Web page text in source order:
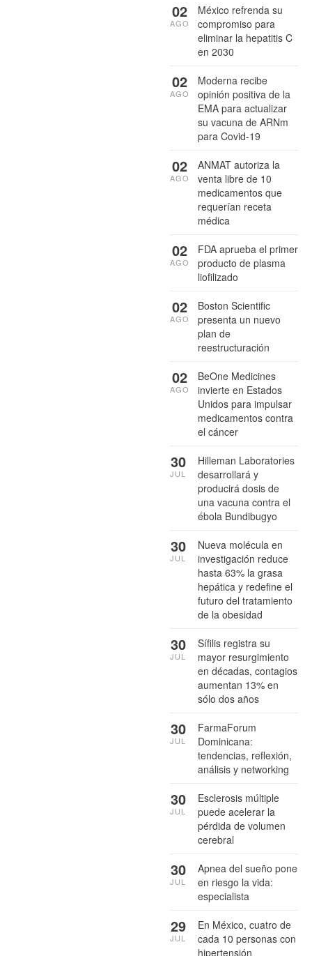
México refrenda su
compromiso para
eliminar la hepatitis C
en 2030
02
AGO
Moderna recibe
opinión positiva de la
EMA para actualizar
su vacuna de ARNm
para Covid-19
02
AGO
ANMAT autoriza la
venta libre de 10
medicamentos que
requerían receta
médica
02
AGO
FDA aprueba el primer
producto de plasma
liofilizado
02
AGO
Boston Scientific
presenta un nuevo
plan de
reestructuración
02
AGO
BeOne Medicines
invierte en Estados
Unidos para impulsar
medicamentos contra
el cáncer
02
AGO
Hilleman Laboratories
desarrollará y
producirá dosis de
una vacuna contra el
ébola Bundibugyo
30
JUL
Nueva molécula en
investigación reduce
hasta 63% la grasa
hepática y redefine el
futuro del tratamiento
de la obesidad
30
JUL
Sífilis registra su
mayor resurgimiento
en décadas, contagios
aumentan 13% en
sólo dos años
30
JUL
FarmaForum
Dominicana:
tendencias, reflexión,
análisis y networking
30
JUL
Esclerosis múltiple
puede acelerar la
pérdida de volumen
cerebral
30
JUL
Apnea del sueño pone
en riesgo la vida:
especialista
30
JUL
En México, cuatro de
cada 10 personas con
hipertensión
29
JUL